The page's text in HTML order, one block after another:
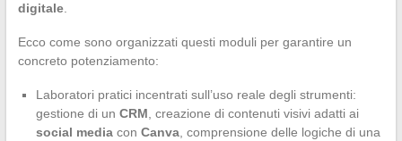
digitale.
Ecco come sono organizzati questi moduli per garantire un
concreto potenziamento:
Laboratori pratici incentrati sull’uso reale degli strumenti:
gestione di un CRM, creazione di contenuti visivi adatti ai
social mediacon Canva, comprensione delle logiche di una